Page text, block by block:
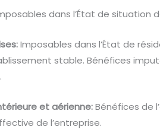
dans l’État de situation
Imposables dans l’État de
stable. Bénéfices
et aérienne:Bénéfices de
de l’entreprise.